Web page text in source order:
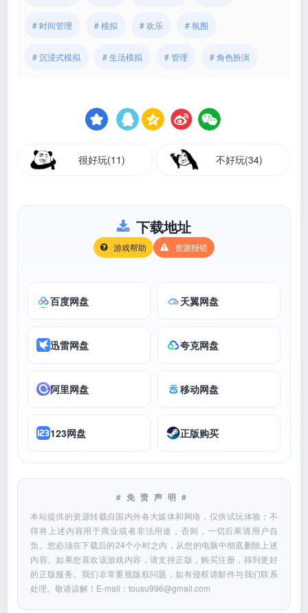
# 时间管理 # 模拟 # 欢乐 # 氛围
# 沉浸式模拟 # 生活模拟 # 管理 # 角色扮演
很好玩(11) 不好玩(34)
下载地址
游戏帮助 资源报错
百度网盘 天翼网盘
迅雷网盘 夸克网盘
阿里网盘 移动网盘
123网盘 正版购买
#免责声明#
本站提供的资源转载自国内外各大媒体和网络，仅供试玩体验；不
得将上述内容用于商业或者非法用途，否则，一切后果请用户自
负。您必须在下载后的24个小时之内，从您的电脑中彻底删除上述
内容。如果您喜欢该游戏内容，请支持正版，购买注册，得到更好
的正版服务。我们非常重视版权问题，如有侵权请邮件与我们联系
处理。敬请谅解！E-mail：tousu996@gmail.com